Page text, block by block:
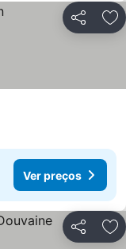
Partilhar
Ver preços
Partilhar